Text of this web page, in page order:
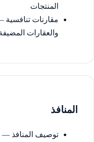
المنتجات
مقارنات تنافسية
والعقارات
المنافذ
توصيف المنافذ —